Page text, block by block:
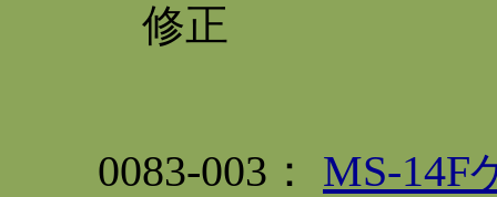
修正
0083-003： MS-14F